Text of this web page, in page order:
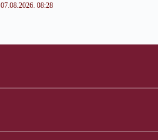
07.08.2026. 08:28